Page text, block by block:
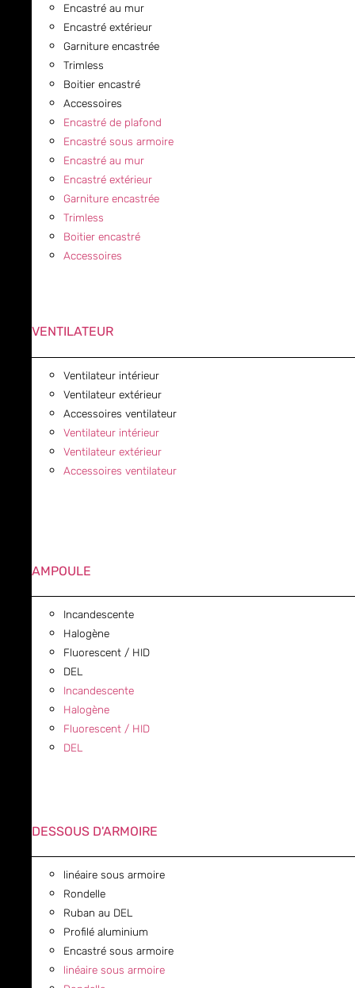
Encastré au mur
Encastré extérieur
Garniture encastrée
Trimless
Boitier encastré
Accessoires
Encastré de plafond
Encastré sous armoire
Encastré au mur
Encastré extérieur
Garniture encastrée
Trimless
Boitier encastré
Accessoires
VENTILATEUR
Ventilateur intérieur
Ventilateur extérieur
Accessoires ventilateur
Ventilateur intérieur
Ventilateur extérieur
Accessoires ventilateur
AMPOULE
Incandescente
Halogène
Fluorescent / HID
DEL
Incandescente
Halogène
Fluorescent / HID
DEL
DESSOUS D'ARMOIRE
linéaire sous armoire
Rondelle
Ruban au DEL
Profilé aluminium
Encastré sous armoire
linéaire sous armoire